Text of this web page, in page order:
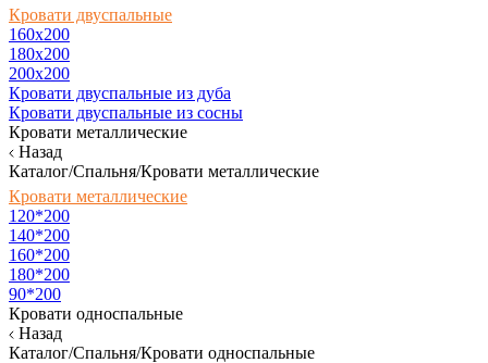
Кровати двуспальные
160х200
180x200
200x200
Кровати двуспальные из дуба
Кровати двуспальные из сосны
Кровати металлические
Назад
Каталог/Спальня/Кровати металлические
Кровати металлические
120*200
140*200
160*200
180*200
90*200
Кровати односпальные
Назад
Каталог/Спальня/Кровати односпальные